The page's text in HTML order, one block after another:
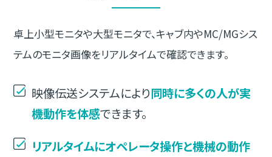
卓上小型モニタや大型モニタで、キャブ内やMC/MGシス
テムのモニタ画像をリアルタイムで確認できます。
映像伝送システムにより同時に多くの人が実
機動作を体感できます。
リアルタイムにオペレータ操作と機械の動作